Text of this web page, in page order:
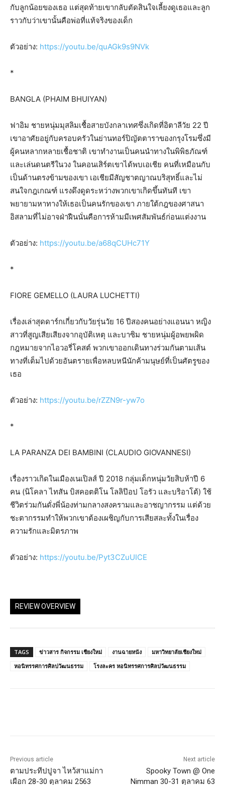
กับลูกน้อยของเธอ แต่สุดท้ายเขากลับตัดสินใจเลี้ยงดูเธอและลูก
ราวกับว่าเขานั้นคือพ่อที่แท้จริงของเด็ก
ตัวอย่าง: https://youtu.be/quAGk9s9NVk
*
BANGLA (PHAIM BHUIYAN)
ฟาอิม ชายหนุ่มมุสลิมเชื้อสายบังกลาเทศซึ่งเกิดที่อิตาลีวัย 22 ปี
เขาอาศัยอยู่กับครอบครัวในย่านทอร์ปิญัตตาราของกรุงโรมซึ่งมี
ผู้คนหลากหลายเชื้อชาติ เขาทำงานเป็นคนนำทางในพิพิธภัณฑ์
และเล่นดนตรีในวง ในคอนเสิร์ตเขาได้พบเอเชีย คนที่เหมือนกับ
เป็นด้านตรงข้ามของเขา เอเชียมีสัญชาตญาณบริสุทธิ์และไม่
สนใจกฎเกณฑ์ แรงดึงดูดระหว่างพวกเขาเกิดขึ้นทันที เขา
พยายามหาทางให้เธอเป็นคนรักของเขา ภายใต้กฎของศาสนา
อิสลามที่ไม่อาจฝ่าฝืนนั่นคือการห้ามมีเพศสัมพันธ์ก่อนแต่งงาน
ตัวอย่าง: https://youtu.be/a68qCUHc71Y
*
FIORE GEMELLO (LAURA LUCHETTI)
เรื่องเล่าสุดดาร์กเกี่ยวกับวัยรุ่นวัย 16 ปีสองคนอย่างแอนนา หญิง
สาวที่สูญเสียเสียงจากอุบัติเหตุ และบาซิม ชายหนุ่มผู้อพยพผิด
กฎหมายจากไอวอรี่โคสต์ พวกเขาออกเดินทางร่วมกันตามเส้น
ทางที่เต็มไปด้วยอันตรายเพื่อหลบหนีนักค้ามนุษย์ที่เป็นศัตรูของ
เธอ
ตัวอย่าง: https://youtu.be/rZZN9r-yw7o
*
LA PARANZA DEI BAMBINI (CLAUDIO GIOVANNESI)
เรื่องราวเกิดในเมืองเนเปิลส์ ปี 2018 กลุ่มเด็กหนุ่มวัยสิบห้าปี 6
คน (นิโคลา ไทสัน บิสคอตติโน โลลิป๊อป โอรัว และบริอาโต้) ใช้
ชีวิตร่วมกันดั่งพี่น้องท่ามกลางสงครามและอาชญากรรม แต่ด้วย
ชะตากรรมทำให้พวกเขาต้องเผชิญกับการเสียสละทั้งในเรื่อง
ความรักและมิตรภาพ
ตัวอย่าง: https://youtu.be/Pyt3CZuUICE
REVIEW OVERVIEW
TAGS ข่าวสาร กิจกรรม เชียงใหม่ งานฉายหนัง
มหาวิทยาลัยเชียงใหม่
หอนิทรรศการศิลปวัฒนธรรม
โรงละคร หอนิทรรศการศิลปวัฒนธรรม
Previous article
ตามประทีปปูจา ไหว้สาแม่กา
เผือก 28-30 ตุลาคม 2563
Next article
Spooky Town @ One
Nimman 30-31 ตุลาคม 63